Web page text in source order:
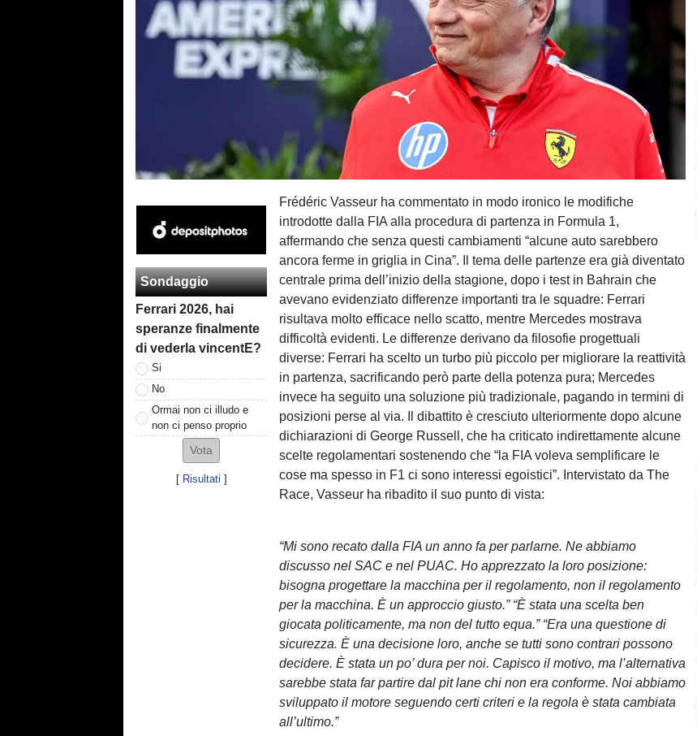
Sondaggio
Ferrari 2026, hai
speranze finalmente
di vederla vincentE?
Si
No
Ormai non ci illudo e
non ci penso proprio
[ Risultati ]
Frédéric Vasseur ha commentato in modo ironico le modifiche
introdotte dalla FIA alla procedura di partenza in Formula 1,
affermando che senza questi cambiamenti “alcune auto sarebbero
ancora ferme in griglia in Cina”. Il tema delle partenze era già diventato
centrale prima dell’inizio della stagione, dopo i test in Bahrain che
avevano evidenziato differenze importanti tra le squadre: Ferrari
risultava molto efficace nello scatto, mentre Mercedes mostrava
difficoltà evidenti. Le differenze derivano da filosofie progettuali
diverse: Ferrari ha scelto un turbo più piccolo per migliorare la reattività
in partenza, sacrificando però parte della potenza pura; Mercedes
invece ha seguito una soluzione più tradizionale, pagando in termini di
posizioni perse al via. Il dibattito è cresciuto ulteriormente dopo alcune
dichiarazioni di George Russell, che ha criticato indirettamente alcune
scelte regolamentari sostenendo che “la FIA voleva semplificare le
cose ma spesso in F1 ci sono interessi egoistici”. Intervistato da The
Race, Vasseur ha ribadito il suo punto di vista:
“Mi sono recato dalla FIA un anno fa per parlarne. Ne abbiamo
discusso nel SAC e nel PUAC. Ho apprezzato la loro posizione:
bisogna progettare la macchina per il regolamento, non il regolamento
per la macchina. È un approccio giusto.” “È stata una scelta ben
giocata politicamente, ma non del tutto equa.” “Era una questione di
sicurezza. È una decisione loro, anche se tutti sono contrari possono
decidere. È stata un po’ dura per noi. Capisco il motivo, ma l’alternativa
sarebbe stata far partire dal pit lane chi non era conforme. Noi abbiamo
sviluppato il motore seguendo certi criteri e la regola è stata cambiata
all’ultimo.”